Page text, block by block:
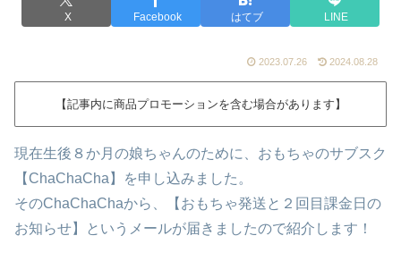
X Facebook はてブ LINE
2023.07.26 2024.08.28
【記事内に商品プロモーションを含む場合があります】
現在生後８か月の娘ちゃんのために、おもちゃのサブスク
【ChaChaCha】を申し込みました。
そのChaChaChaから、【おもちゃ発送と２回目課金日の
お知らせ】というメールが届きましたので紹介します！